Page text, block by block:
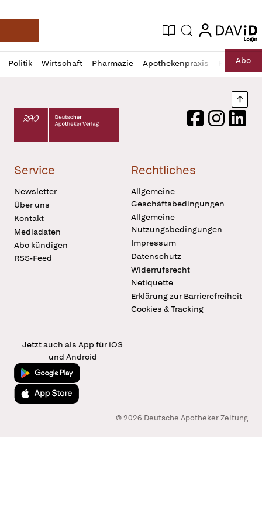
Deutsche Apotheker Zeitung
Aktuelle Ausgabe
Suche login
login
Politik Wirtschaft Pharmazie Apothekenpraxis RechtAbo
Profil
öffnen
Daz
Pur
Deutscher Apotheker Verlag Logo
FacebookInstagram
Service
Newsletter
Über uns
Kontakt
Mediadaten
Abo kündigen
RSS-Feed
Rechtliches
Allgemeine
Geschäftsbedingungen
Allgemeine
Nutzungsbedingungen
Impressum
Datenschutz
Widerrufsrecht
Netiquette
Erklärung zur Barrierefreiheit
Cookies & Tracking
Jetzt auch als App für iOS
und Android
Jetzt bei Google Play
Laden im App Store
© 2026 Deutsche Apotheker Zeitung